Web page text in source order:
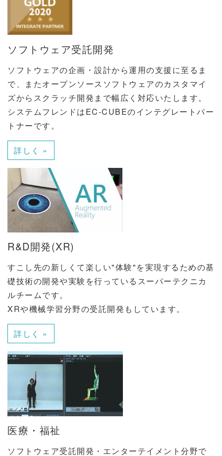
ソフトウェア受託開発
ソフトウェアの企画・設計から運用の支援に至るま
で、またオープンソースソフトウェアのカスタマイ
ズからスクラッチ開発まで幅広く対応いたします。
システムフレンドはEC-CUBEのインテグレートパー
トナーです。
詳しく »
R&D開発(XR)
すこし先の新しくて楽しい"体験"を実現するための基
礎技術の開発や実験を行っているスーパーテクニカ
ルチームです。
XRや機械学習分野の受託開発もしています。
詳しく »
医療・福祉
ソフトウェア受託開発・エンターテイメント分野で